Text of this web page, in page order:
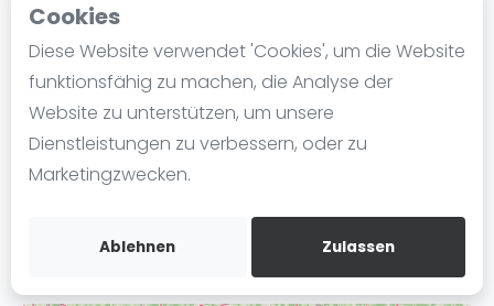
Cookies
Diese Website verwendet 'Cookies', um die Website
funktionsfähig zu machen, die Analyse der
Website zu unterstützen, um unsere
Dienstleistungen zu verbessern, oder zu
Marketingzwecken.
Ablehnen Zulassen
Blog
Die Geschichte von Padel
Regeln und Punktzählung
Padel Schläge
Video
Playtomic
Padelon Heilbronn | Heilbronn
Würzburger Straße 52
74078Heilbronn
Routebeschrijving